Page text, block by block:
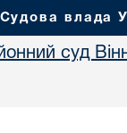
Судова влада
суд